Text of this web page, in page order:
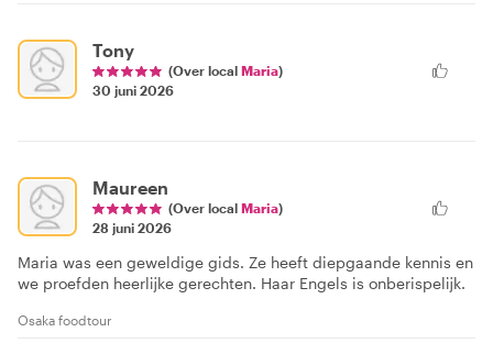
Tony
(Over local Maria)
30 juni 2026
Maureen
(Over local Maria)
28 juni 2026
Maria was een geweldige gids. Ze heeft diepgaande kennis en
we proefden heerlijke gerechten. Haar Engels is onberispelijk.
Osaka foodtour